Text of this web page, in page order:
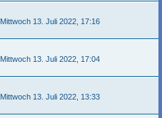
Mittwoch 13. Juli 2022, 17:16
Mittwoch 13. Juli 2022, 17:04
Mittwoch 13. Juli 2022, 13:33